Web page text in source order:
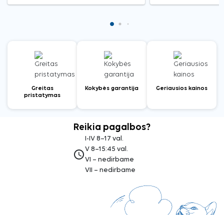
Greitas
pristatymas
Kokybės garantija Geriausios kainos
Reikia pagalbos?
access_time
I-IV 8–17 val.
V 8–15:45 val.
VI – nedirbame
VII – nedirbame